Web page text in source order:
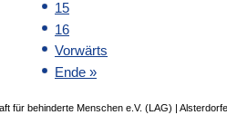
15
16
Vorwärts
Ende »
für behinderte Menschen e.V. (LAG) |